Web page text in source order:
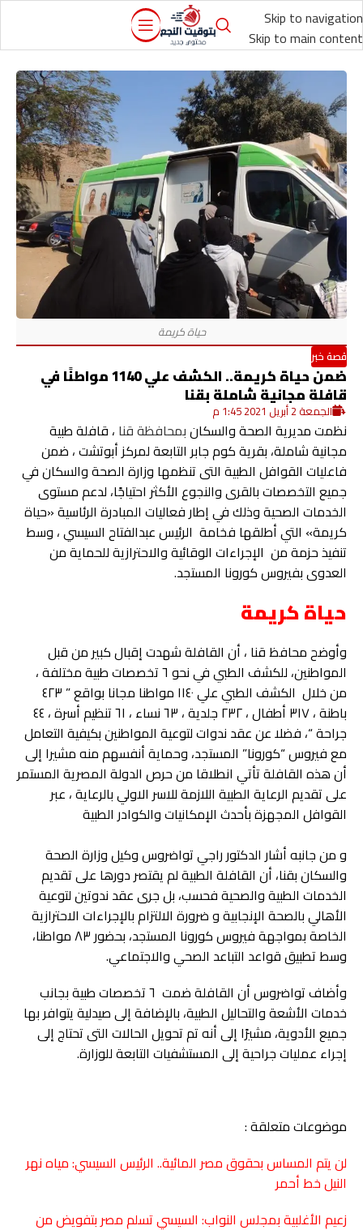
Skip to navigation
Skip to main content
قصة خبر
ضمن حياة كريمة.. الكشف علي 1140 مواطنًا في
قافلة مجانية شاملة بقنا
الجمعة 2 أبريل 2021 1:45 م
نظمت مديرية الصحة والسكانبمحافظة قنا ، قافلة طبية
مجانية شاملة، بقرية كوم جابر التابعة لمركز أبوتشت ، ضمن
فاعليات القوافل الطبية التى تنظمها وزارة الصحة والسكان في
جميع التخصصات بالقرى والنجوع الأكثر احتياجًا، لدعم مستوى
الخدمات الصحية وذلك في إطار فعاليات المبادرة الرئاسية «حياة
كريمة» التي أطلقها فخامة الرئيس عبدالفتاح السيسي ، وسط
تنفيذ حزمة من الإجراءات الوقائية والاحترازية للحماية من
العدوى بفيروس كورونا المستجد.
حياة كريمة
وأوضح محافظ قنا ، أن القافلة شهدت إقبال كبير من قبل
المواطنين، للكشف الطبي في نحو ٦ تخصصات طبية مختلفة ،
من خلال الكشف الطبي علي ١١٤٠ مواطنا مجانا بواقع ” ٤٢٣
باطنة ، ٣١٧ أطفال ، ٢٣٢ جلدية ، ٦٣ نساء ، ٦١ تنظيم أسرة ، ٤٤
جراحة “، فضلا عن عقد ندوات لتوعية المواطنين بكيفية التعامل
مع فيروس “كورونا” المستجد، وحماية أنفسهم منه مشيرا إلى
أن هذه القافلة تأتي انطلاقا من حرص الدولة المصرية المستمر
على تقديم الرعاية الطبية اللازمة للاسر الاولي بالرعاية ، عبر
القوافل المجهزة بأحدث الإمكانيات والكوادر الطبية
و من جانبه أشار الدكتور راجي تواضروس وكيل وزارة الصحة
والسكان بقنا، أن القافلة الطبية لم يقتصر دورها على تقديم
الخدمات الطبية والصحية فحسب، بل جرى عقد ندوتين لتوعية
الأهالي بالصحة الإنجابية و ضرورة الالتزام بالإجراءات الاحترازية
الخاصة بمواجهة فيروس كورونا المستجد، بحضور ٨٣ مواطنا،
وسط تطبيق قواعد التباعد الصحي والاجتماعي.
وأضاف تواضروس أن القافلة ضمت ٦ تخصصات طبية بجانب
خدمات الأشعة والتحاليل الطبية، بالإضافة إلى صيدلية يتوافر بها
جميع الأدوية، مشيرًا إلى أنه تم تحويل الحالات التى تحتاج إلى
إجراء عمليات جراحية إلى المستشفيات التابعة للوزارة.
موضوعات متعلقة :
لن يتم المساس بحقوق مصر المائية.. الرئيس السيسي: مياه نهر
النيل خط أحمر
زعيم الأغلبية بمجلس النواب: السيسي تسلم مصر بتفويض من